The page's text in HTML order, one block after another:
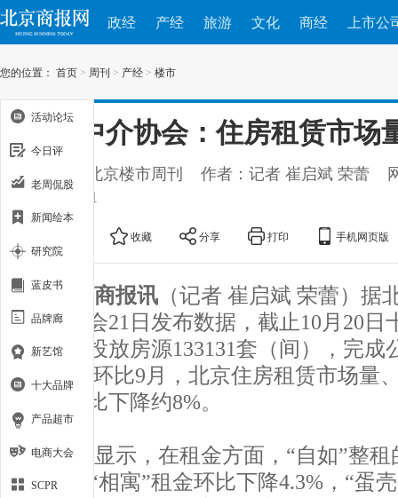
政经 产经 旅游 文化 商经 上市公
您的位置： 首页 > 周刊 > 产经 > 楼市
北京中介协会：住房租赁市场
出处：新北京楼市周刊 作者：记者 崔启斌 荣蕾
2018-10-21
收藏 分享 打印 手机网页版
北京商报讯 （记者 崔启斌 荣蕾）据
行业协会21日发布数据，截止10月20日
业累计投放房源133131套（间），完成
1.1倍，环比9月，北京住房租赁市场量
交量环比下降约8%。
统计显示，在租金方面，“自如”整
5.5%，“相寓”租金环比下降4.3%，“蛋
活动论坛
今日评
老周侃股
新闻绘本
研究院
蓝皮书
品牌廊
新艺馆
十大品牌
产品超市
电商大会
SCPR